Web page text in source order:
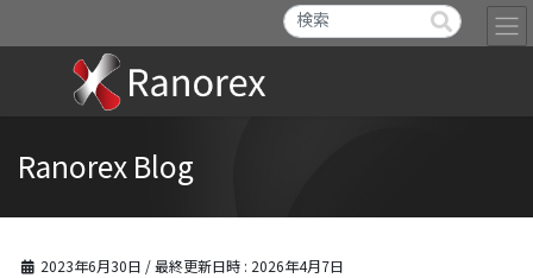
Ranorex Blog
2023年6月30日 / 最終更新日時 : 2026年4月7日